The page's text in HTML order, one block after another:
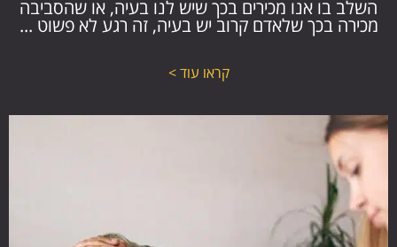
השלב בו אנו מכירים בכך שיש לנו בעיה, או שהסביבה
מכירה בכך שלאדם קרוב יש בעיה, זה רגע לא פשוט ...
קראו עוד >